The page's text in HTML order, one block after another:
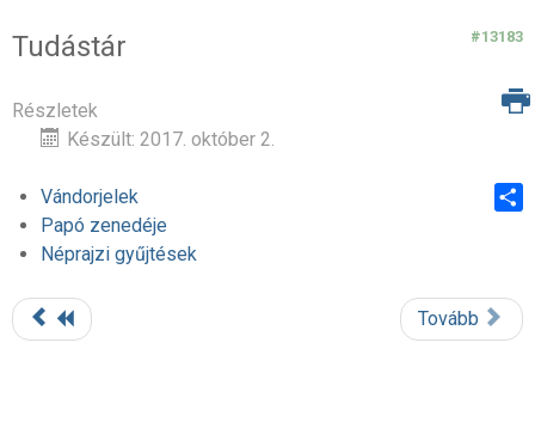
Tudástár #13183
Részletek
Készült: 2017. október 2.
Vándorjelek
Papó zenedéje
Néprajzi gyűjtések
Tovább